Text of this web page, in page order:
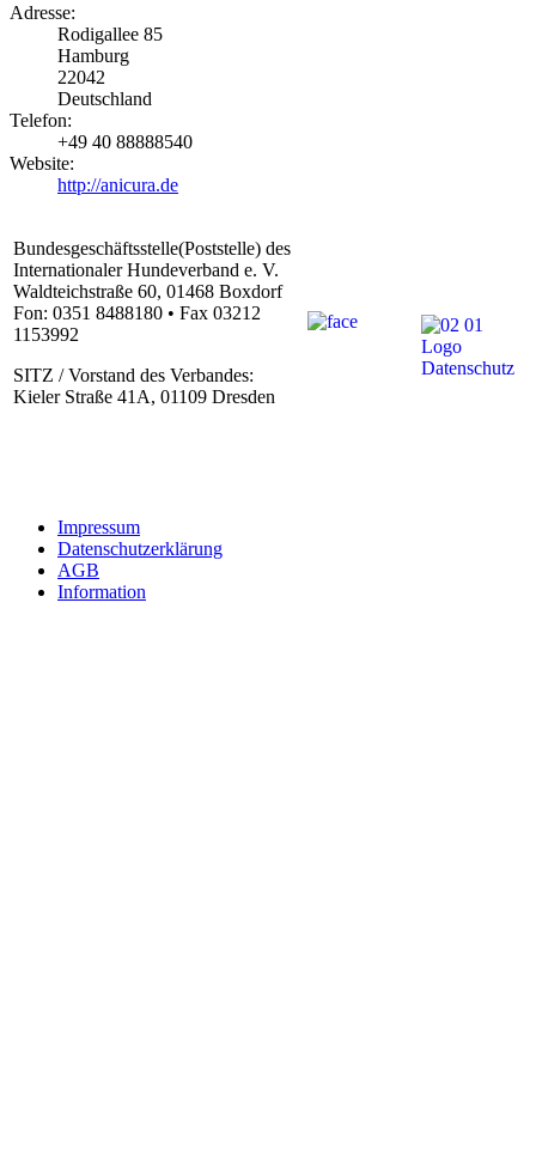
Adresse:
Rodigallee 85
Hamburg
22042
Deutschland
Telefon:
+49 40 88888540
Website:
http://anicura.de
Bundesgeschäftsstelle(Poststelle) des
Internationaler Hundeverband e. V.
Waldteichstraße 60, 01468 Boxdorf
Fon: 0351 8488180 • Fax 03212
1153992
SITZ / Vorstand des Verbandes:
Kieler Straße 41A, 01109 Dresden
Impressum
Datenschutzerklärung
AGB
Information